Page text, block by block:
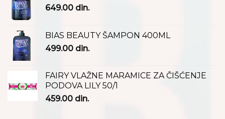
649.00 din.
BIAS BEAUTY ŠAMPON 400ML
499.00 din.
FAIRY VLAŽNE MARAMICE ZA ČIŠĆENJE
PODOVA LILY 50/1
459.00 din.